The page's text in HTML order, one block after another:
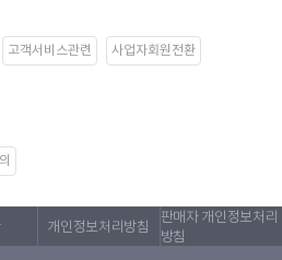
고객서비스관련 사업자회원전환
개인정보처리방침
판매자 개인정보처리
방침